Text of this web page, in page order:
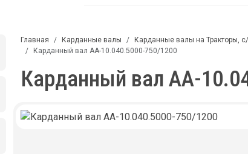
Главная Карданные валы Карданные валы на Тракторы,
Карданный вал АА-10.040.5000-750/1200
Карданный вал АА-